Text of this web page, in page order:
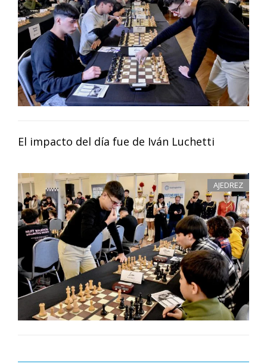
El impacto del día fue de Iván Luchetti
AJEDREZ